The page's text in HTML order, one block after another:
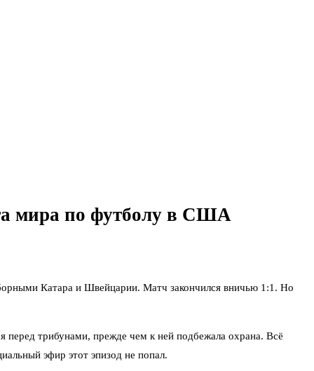
мира по футболу в США
Катара и Швейцарии. Матч закончился вничью 1:1. Но
перед трибунами, прежде чем к ней подбежала охрана. Всё
эфир этот эпизод не попал.